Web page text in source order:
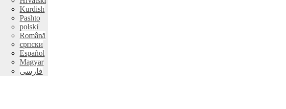
Kurdish
Pashto
polski
Română
српски
Español
Magyar
فارسی